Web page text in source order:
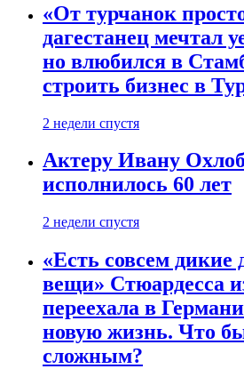
«От турчанок
дагестанец мечтал
но влюбился в
строить бизнес в
2 недели спустя
Актеру Ивану
исполнилось 60 лет
2 недели спустя
«Есть совсем дикие
вещи» Стюардесса
переехала в
новую жизнь. Что
сложным?